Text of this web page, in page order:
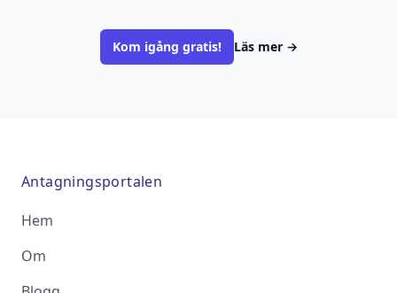
Kom igång gratis! Läs mer →
Antagningsportalen
Hem
Om